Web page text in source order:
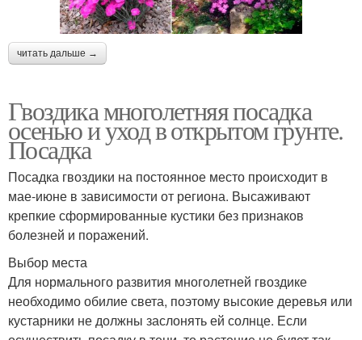
читать дальше →
Гвоздика многолетняя посадка
осенью и уход в открытом грунте.
Посадка
Посадка гвоздики на постоянное место происходит в
мае-июне в зависимости от региона. Высаживают
крепкие сформированные кустики без признаков
болезней и поражений.
Выбор места
Для нормального развития многолетней гвоздике
необходимо обилие света, поэтому высокие деревья или
кустарники не должны заслонять ей солнце. Если